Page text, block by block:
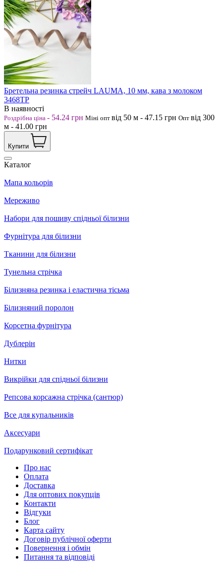
Бретельна резинка стрейч LAUMA, 10 мм, кава з молоком
3468ТР
В наявності
Роздрібна ціна - 54.24 грн Міні опт від 50 м - 47.15 грн Опт від 300
м - 41.00 грн
Купити
Каталог
Мапа кольорів
Мереживо
Набори для пошиву спідньої білизни
Фурнітура для білизни
Тканини для білизни
Тунельна стрічка
Білизняна резинка і еластична тісьма
Білизняний поролон
Корсетна фурнітура
Дублерін
Нитки
Викрійки для спідньої білизни
Репсова корсажна стрічка (сантюр)
Все для купальників
Аксесуари
Подарунковий сертифікат
Про нас
Оплата
Доставка
Для оптових покупців
Контакти
Відгуки
Блог
Карта сайту
Договір публічної оферти
Повернення і обмін
Питання та відповіді